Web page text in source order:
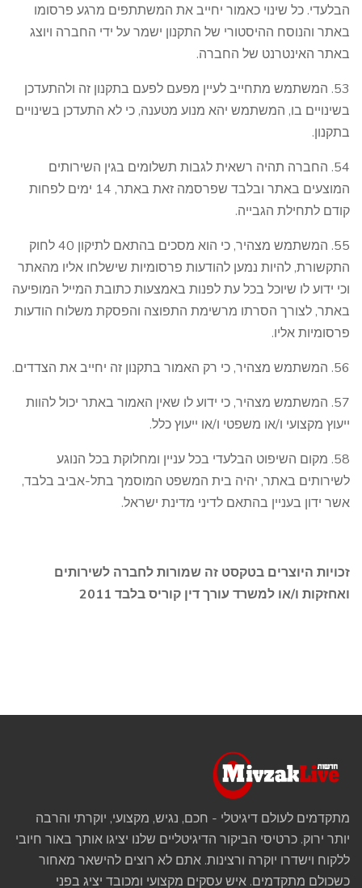
הבלעדי. כל שינוי כאמור יחייב את המשתתפים מרגע פרסומו
באתר והנוסח ההיסטורי של התקנון ישמר על ידי החברה ויוצג
באתר האינטרנט של החברה.
53. המשתמש מתחייב לעיין מפעם לפעם בתקנון זה ולהתעדכן
בשינויים בו, המשתמש יהא מנוע מטענה, כי לא התעדכן בשינויים
בתקנון.
54. החברה תהיה רשאית לגבות תשלומים בגין השירותים
המוצעים באתר ובלבד שפרסמה זאת באתר, 14 ימים לפחות
קודם לתחילת הגבייה.
55. המשתמש מצהיר, כי הוא מסכים בהתאם לתיקון 40 לחוק
התקשורת, להיות נמען להודעות פרסומיות שישלחו אליו מהאתר
וכי ידוע לו שיוכל בכל עת לפנות באמצעות כתובת המייל המופיעה
באתר, לצורך הסרתו מרשימת התפוצה והפסקת משלוח הודעות
פרסומיות אליו.
56. המשתמש מצהיר, כי רק האמור בתקנון זה יחייב את הצדדים.
57. המשתמש מצהיר, כי ידוע לו שאין האמור באתר יכול להוות
ייעוץ מקצועי ו/או משפטי ו/או ייעוץ כלל.
58. מקום השיפוט הבלעדי בכל עניין ומחלוקת בכל הנוגע
לשירותים באתר, יהיה בית המשפט המוסמך בתל-אביב בלבד,
אשר ידון בעניין בהתאם לדיני מדינת ישראל.
זכויות היוצרים בטקסט זה שמורות לחברה לשירותים
ואחזקות ו/או למשרד עורך דין קוריס בלבד 2011
מתקדמים לעולם דיגיטלי - חכם, נגיש, מקצועי, יוקרתי והרבה
יותר ירוק. כרטיסי הביקור הדיגיטליים שלנו יציגו אותך באור חיובי
ללקוח וישדרו יוקרה ורצינות. אתם לא רוצים להישאר מאחור
כשכולם מתקדמים. איש עסקים מקצועי ומכובד יציג בפני